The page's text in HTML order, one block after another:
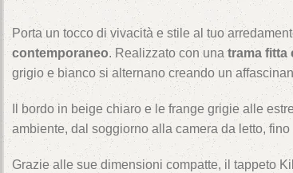
Porta un tocco di vivacità e stile al tuo
contemporaneo. Realizzato con unatrama fitta
grigio e bianco si alternano creando un
Il bordo in beige chiaro e le frange grigie alle
ambiente, dal soggiorno alla camera da letto,
Grazie alle sue dimensioni compatte, il tappeto